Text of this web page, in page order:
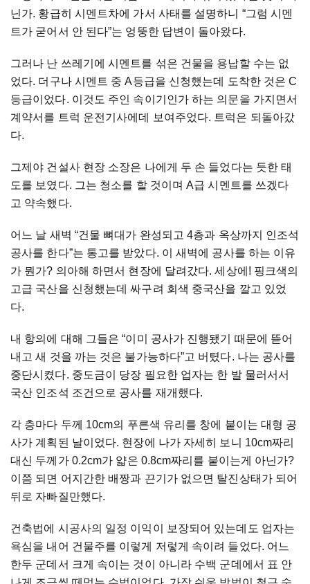
닌가. 황급히 시멘트차에 가서 사태를 설명하니 “그럼 시멘
트가 굳어서 안 된다”는 엉뚱한 답변이 돌아왔다.
그러나 난 쓰레기에 시멘트를 섞은 건물을 용납할 수는 없
었다. 더구나 시멘트 중 A등급을 신청했는데 도착한 것은 C
등급이었다. 이것도 주인 속이기인가 하는 의문을 가지면서
계약서를 트럭 운전기사에데 보여주었다. 트럭은 되돌아갔
다.
그제야 건설사 현장 소장은 나에게 두 손 들었다는 듯한 태
도를 보였다. 그는 청소를 할 것이며 A급 시멘트를 쓰겠다
고 약속했다.
어느 날 새벽 “건물 뼈대가 완성되고 4층과 옥상까지 인조석
공사를 한다”는 통고를 받았다. 이 새벽에 공사를 하는 이유
가 뭔가? 의아해 하면서 현장에 달려갔다. 세상에! 핑크색의
고급 국산을 신청했는데 싸구려 회색 중국산을 깔고 있었
다.
내 항의에 대해 그들은 “이미 공사가 진행됐기 때문에 뜯어
내고 새 것을 까는 것은 불가능하다”고 버텼다. 나는 공사를
중단시켰다. 중도금이 당장 필요한 업자는 한 발 물러서서
국산 인조석 조건으로 공사를 재개했다.
각 층마다 두께 10cm의 푸른색 유리를 창에 붙이는 대형 공
사가 계획된 날이었다. 현장에 나가 자세히 보니 10cm짜리
대신 두께가 0.2cm가 얇은 0.8cm짜리를 붙이는게 아닌가?
이쯤 되면 어지간한 배짱과 끈기가 없으면 탈진상태가 되어
뒤로 자빠질만했다.
건축법에 시공사의 일정 이익이 보장되어 있는데도 업자는
욕심을 내어 건물주를 이렇게 저렇게 속이려 들었다. 어느
한두 군데서 크게 속이는 것이 아니라 수백 군데에서 표 안